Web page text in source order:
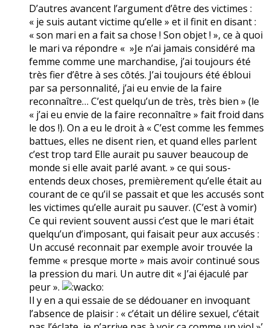
D’autres avancent l’argument d’être des victimes :
« je suis autant victime qu’elle » et il finit en disant :
« son mari en a fait sa chose ! Son objet ! », ce à quoi
le mari va répondre « »Je n’ai jamais considéré ma
femme comme une marchandise, j’ai toujours été
très fier d’être à ses côtés. J’ai toujours été ébloui
par sa personnalité, j’ai eu envie de la faire
reconnaître… C’est quelqu’un de très, très bien » (le
« j’ai eu envie de la faire reconnaître » fait froid dans
le dos !). On a eu le droit à « C’est comme les femmes
battues, elles ne disent rien, et quand elles parlent
c’est trop tard Elle aurait pu sauver beaucoup de
monde si elle avait parlé avant. » ce qui sous-
entends deux choses, premièrement qu’elle était au
courant de ce qu’il se passait et que les accusés sont
les victimes qu’elle aurait pu sauver. (C’est à vomir)
Ce qui revient souvent aussi c’est que le mari était
quelqu’un d’imposant, qui faisait peur aux accusés :
Un accusé reconnait par exemple avoir trouvée la
femme « presque morte » mais avoir continué sous
la pression du mari. Un autre dit « J’ai éjaculé par
peur ».
Il y en a qui essaie de se dédouaner en invoquant
l’absence de plaisir : « c’était un délire sexuel, c’était